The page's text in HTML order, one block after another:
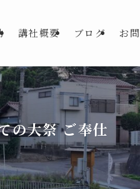
講社概要 ブログ お
の大祭 ご奉仕